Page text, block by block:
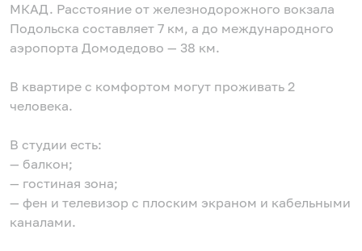
МКАД. Расстояние от железнодорожного вокзала
Подольска составляет 7 км, а до международного
аэропорта Домодедово — 38 км.
В квартире с комфортом могут проживать 2
человека.
В студии есть:
— балкон;
— гостиная зона;
— фен и телевизор с плоским экраном и кабельными
каналами.